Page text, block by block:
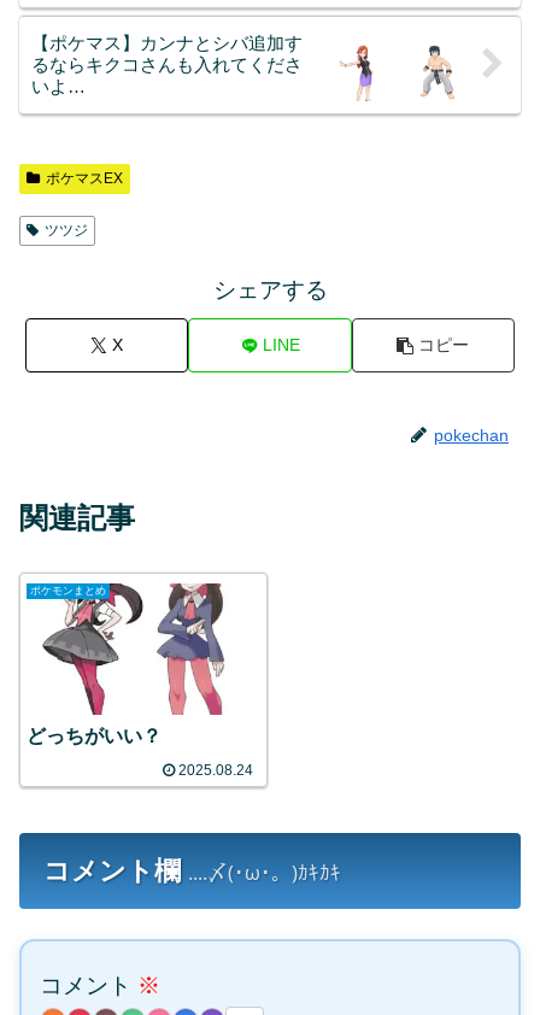
【ポケマス】カンナとシバ追加す
るならキクコさんも入れてくださ
いよ…
ポケマスEX
ツツジ
シェアする
X LINE コピー
pokechan
関連記事
ポケモンまとめ
どっちがいい？
2025.08.24
コメント欄 ....〆(･ω･。)ｶｷｶｷ
コメント ※